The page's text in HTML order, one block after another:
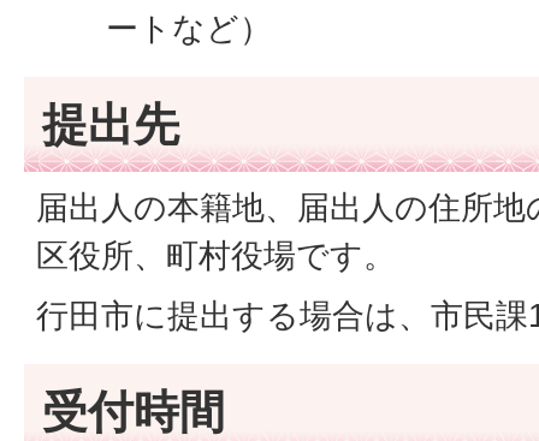
ートなど）
提出先
届出人の本籍地、届出人の住所
区役所、町村役場です。
行田市に提出する場合は、市民課
受付時間